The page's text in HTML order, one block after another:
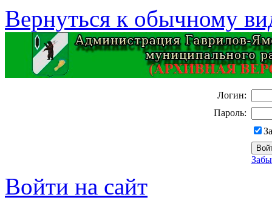
Вернуться к обычному
Логин:
Пароль:
Войти на сайт